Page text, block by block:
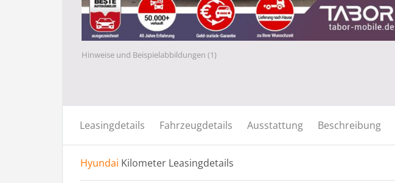
Hinweise und Beispielabbildungen (1)
Leasingdetails Fahrzeugdetails Ausstattung Beschreibung
Hyundai Kilometer Leasingdetails